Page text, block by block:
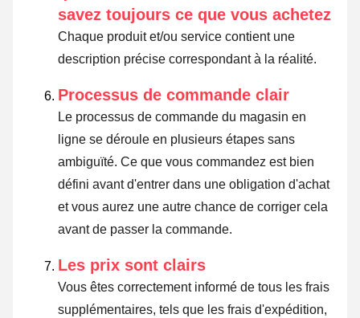
savez toujours ce que vous achetez
Chaque produit et/ou service contient une
description précise correspondant à la réalité.
Processus de commande clair
Le processus de commande du magasin en
ligne se déroule en plusieurs étapes sans
ambiguïté. Ce que vous commandez est bien
défini avant d'entrer dans une obligation d'achat
et vous aurez une autre chance de corriger cela
avant de passer la commande.
Les prix sont clairs
Vous êtes correctement informé de tous les frais
supplémentaires, tels que les frais d'expédition,